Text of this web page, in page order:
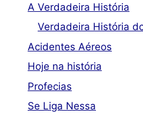
A Verdadeira História
Verdadeira História
Acidentes Aéreos
Hoje na história
Profecias
Se Liga Nessa